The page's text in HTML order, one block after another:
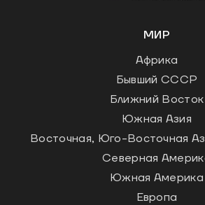
МИР
Африка
Бывший СССР
Ближний Восток
Южная Азия
Восточная, Юго-Восточная
Северная
Южная Америка
Европа